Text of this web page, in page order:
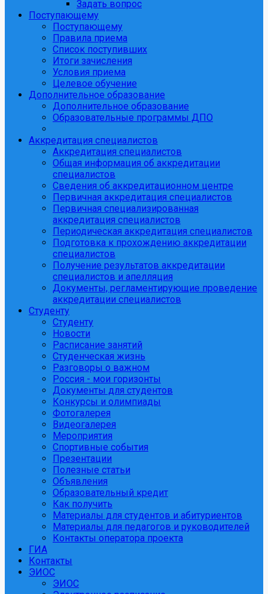
Задать вопрос
Поступающему
Поступающему
Правила приема
Список поступивших
Итоги зачисления
Условия приема
Целевое обучение
Дополнительное образование
Дополнительное образование
Образовательные программы ДПО
Аккредитация специалистов
Аккредитация специалистов
Общая информация об аккредитации
специалистов
Сведения об аккредитационном центре
Первичная аккредитация специалистов
Первичная специализированная
аккредитация специалистов
Периодическая аккредитация специалистов
Подготовка к прохождению аккредитации
специалистов
Получение результатов аккредитации
специалистов и апелляция
Документы, регламентирующие проведение
аккредитации специалистов
Студенту
Студенту
Новости
Расписание занятий
Студенческая жизнь
Разговоры о важном
Россия - мои горизонты
Документы для студентов
Конкурсы и олимпиады
Фотогалерея
Видеогалерея
Мероприятия
Спортивные события
Презентации
Полезные статьи
Объявления
Образовательный кредит
Как получить
Материалы для студентов и абитуриентов
Материалы для педагогов и руководителей
Контакты оператора проекта
ГИА
Контакты
ЭИОС
ЭИОС